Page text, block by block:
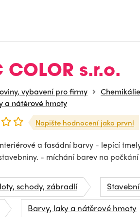
COLOR s.r.o.
vybavení pro firmy
Chemikálie
a nátěrové hmoty
Napište hodnocení jako první
a fasádní barvy - lepící
- míchání barev na
schody, zábradlí
Barvy, laky a nátěrové hmoty